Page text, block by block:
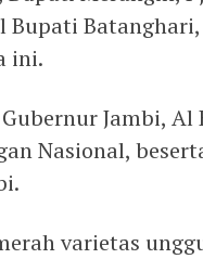
Bupati
ini.
Jambi, Al
Nasional,
varietas